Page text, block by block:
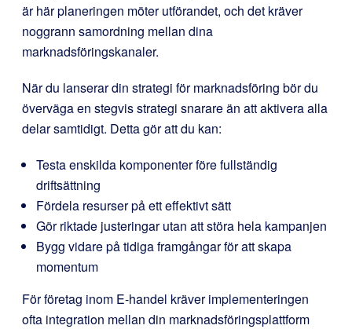
är här planeringen möter utförandet, och det kräver
noggrann samordning mellan dina
marknadsföringskanaler.
När du lanserar din strategi för marknadsföring bör du
överväga en stegvis strategi snarare än att aktivera alla
delar samtidigt. Detta gör att du kan:
Testa enskilda komponenter före fullständig
driftsättning
Fördela resurser på ett effektivt sätt
Gör riktade justeringar utan att störa hela kampanjen
Bygg vidare på tidiga framgångar för att skapa
momentum
För företag inom E-handel kräver implementeringen
ofta integration mellan din marknadsföringsplattform